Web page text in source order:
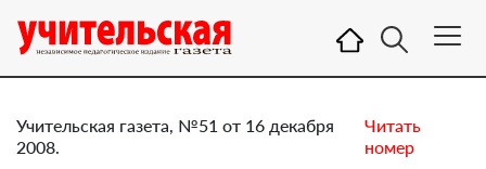
Учительская газета, №51 от 16 декабря
2008.
Читать
номер